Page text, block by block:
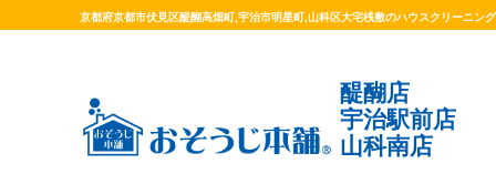
京都府京都市伏見区醍醐高畑町,宇治市明星町,山科区大宅桟敷のハウスクリーニン
醍醐店
宇治駅前店
山科南店